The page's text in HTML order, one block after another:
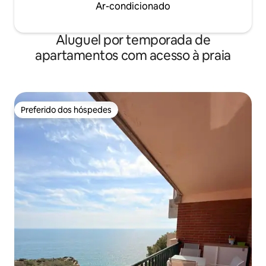
Ar-condicionado
Aluguel por temporada de
apartamentos com acesso à praia
Preferido dos hóspedes
Preferido dos hóspedes